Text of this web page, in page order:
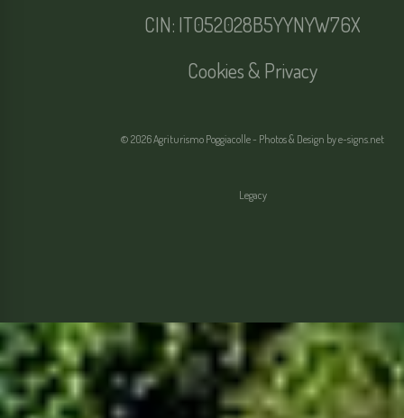
CIN: IT052028B5YYNYW76X
Cookies & Privacy
© 2026 Agriturismo Poggiacolle - Photos & Design bye-signs.net
Legacy